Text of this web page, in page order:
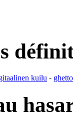
kuilu -